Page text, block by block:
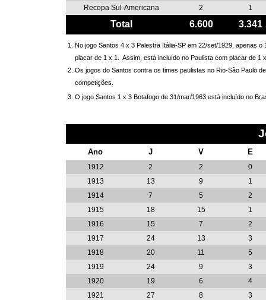
Recopa Sul-Americana
2 1
Total 6.600 3.341
1. No jogo Santos 4 x 3 Palestra Itália-SP em 22/set/1929, apenas
placar de 1 x 1.
Assim, está incluído no Paulista com placar de
2. Os jogos do Santos contra os times paulistas no Rio-São Paulo
competições.
3. O jogo Santos 1 x 3 Botafogo de 31/mar/1963 está incluído no
Ano J V E
1912 2 2
0
1913
13 9
1
1914
7 5
2
1915
18 15
1
1916
15 7
2
1917
24 13
3
1918
20 11
5
1919
24 9
3
1920
19 6
4
1921
27 8
3